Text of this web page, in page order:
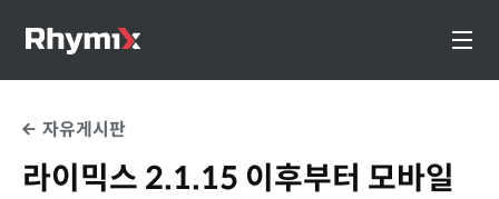
자유게시판
라이믹스 2.1.15 이후부터 모바일